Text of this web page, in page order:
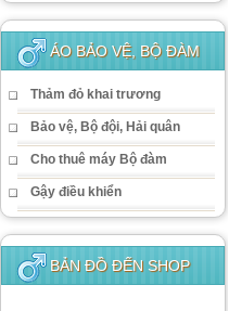
ÁO BẢO VỆ, BỘ ĐÀM
Thảm đỏ khai trương
Bảo vệ, Bộ đội, Hải quân
Cho thuê máy Bộ đàm
Gậy điều khiển
BẢN ĐỒ ĐẾN SHOP